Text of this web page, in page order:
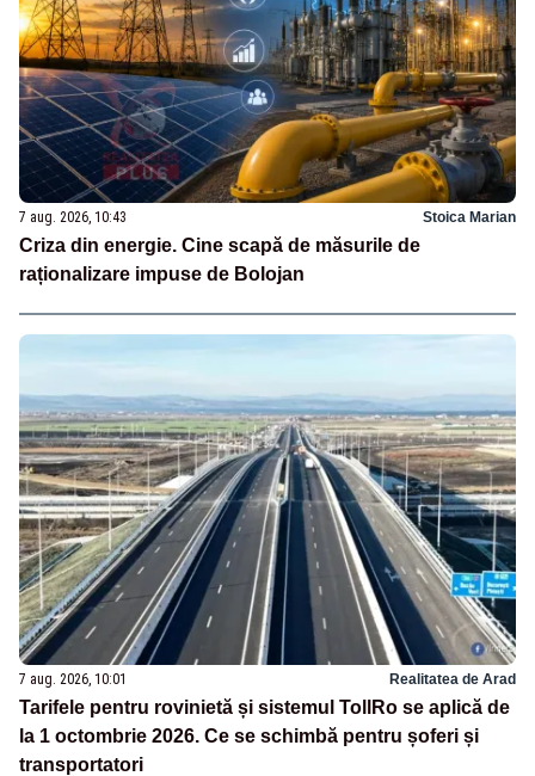
7 aug. 2026, 10:43 Stoica Marian
Criza din energie. Cine scapă de măsurile de
raționalizare impuse de Bolojan
7 aug. 2026, 10:01 Realitatea de Arad
Tarifele pentru rovinietă și sistemul TollRo se aplică de
la 1 octombrie 2026. Ce se schimbă pentru șoferi și
transportatori